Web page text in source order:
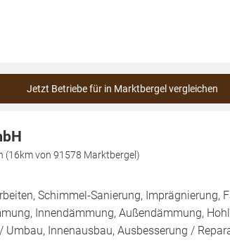
Jetzt Betriebe für in Marktbergel vergleichen
(16km von 91578 Marktbergel)
Schimmel-Sanierung, Imprägnierung,
Innendämmung, Außendämmung,
Innenausbau, Ausbesserung /